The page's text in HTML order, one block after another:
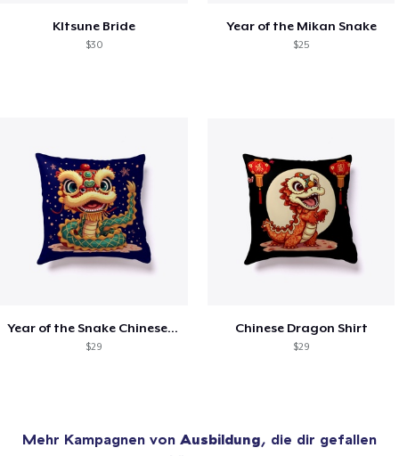
KItsune Bride
$30
Year of the Mikan Snake
$25
Year of the Snake Chinese New Year
$29
Chinese Dragon Shirt
$29
Mehr Kampagnen von Ausbildung, die dir gefallen